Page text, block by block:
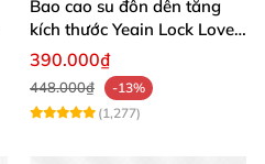
Bao cao su đôn dên tăng
kích thước Yeain Lock Love
Raytheon
390.000₫
448.000₫
-13%
(1,277)